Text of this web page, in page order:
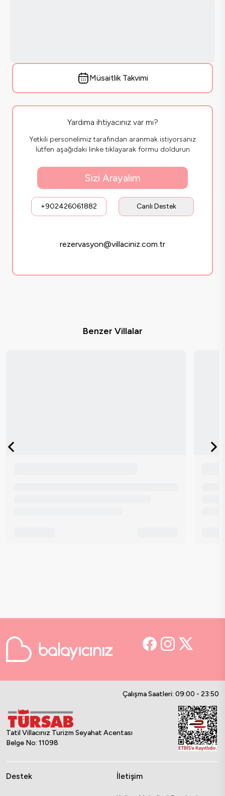
Müsaitlik Takvimi
Yardıma ihtiyacınız var mı?
Yetkili personelimiz tarafından aranmak istiyorsanız
lütfen aşağıdaki linke tıklayarak formu doldurun
Sizi Arayalım
+902426061882 Canlı Destek
rezervasyon@villaciniz.com.tr
Benzer Villalar
Çalışma Saatleri: 09:00 - 23:50
Tatil Villacınız Turizm Seyahat Acentası
Belge No: 11098
Destek İletişim